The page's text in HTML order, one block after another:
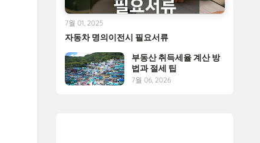
자동차 명의이전시 필요서류
7월 01, 2025
부동산 취득세율 계산 방
법과 절세 팁
7월 06, 2026